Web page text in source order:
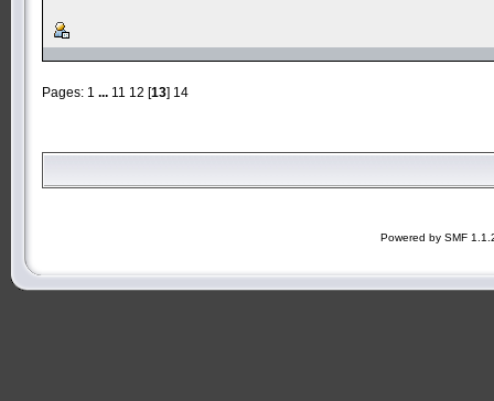
Pages: 1 ... 11 12 [13] 14
Powered by SMF